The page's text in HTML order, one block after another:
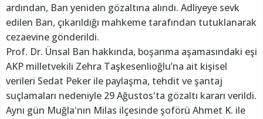
ardından, Ban yeniden gözaltına alındı. Adliyeye sevk
edilen Ban, çıkarıldığı mahkeme tarafından tutuklanarak
cezaevine gönderildi.
Prof. Dr. Ünsal Ban hakkında, boşanma aşamasındaki eşi
AKP milletvekili Zehra Taşkesenlioğlu’na ait kişisel
verileri Sedat Peker ile paylaşma, tehdit ve şantaj
suçlamaları nedeniyle 29 Ağustos'ta gözaltı kararı verildi.
Aynı gün Muğla'nın Milas ilçesinde şoförü Ahmet K. ile